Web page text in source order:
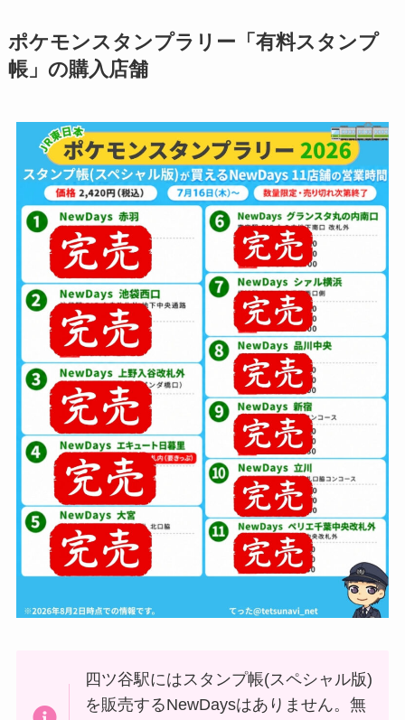
ポケモンスタンプラリー「有料スタンプ
帳」の購入店舗
四ツ谷駅にはスタンプ帳(スペシャル版)
を販売するNewDaysはありません。無